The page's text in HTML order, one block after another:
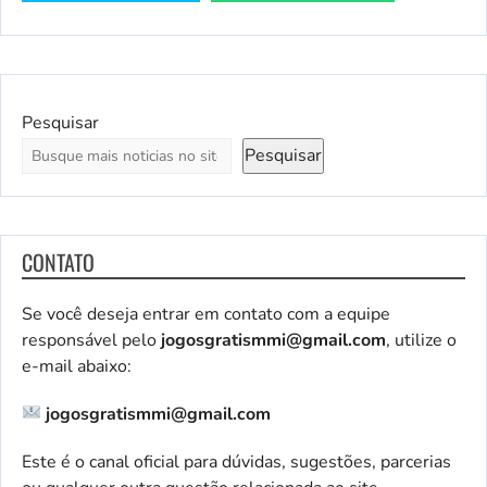
Pesquisar
Pesquisar
CONTATO
Se você deseja entrar em contato com a equipe
responsável pelo jogosgratismmi@gmail.com, utilize o
e-mail abaixo:
jogosgratismmi@gmail.com
Este é o canal oficial para dúvidas, sugestões, parcerias